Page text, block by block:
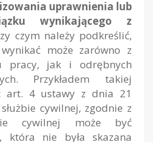
uprawnienia lub
wynikającego z
czym należy podkreślić,
może zarówno z
pracy, jak i odrębnych
Przykładem takiej
art. 4 ustawy z dnia 21
cywilnej, zgodnie z
cywilnej może być
która nie była skazana